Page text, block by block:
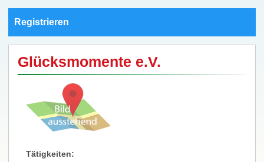
Registrieren
Glücksmomente e.V.
Tätigkeiten: